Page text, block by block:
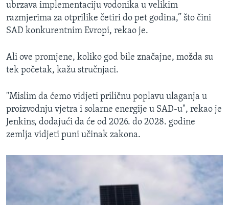
ubrzava implementaciju vodonika u velikim
razmjerima za otprilike četiri do pet godina,” što čini
SAD konkurentnim Evropi, rekao je.
Ali ove promjene, koliko god bile značajne, možda su
tek početak, kažu stručnjaci.
"Mislim da ćemo vidjeti priličnu poplavu ulaganja u
proizvodnju vjetra i solarne energije u SAD-u", rekao je
Jenkins, dodajući da će od 2026. do 2028. godine
zemlja vidjeti puni učinak zakona.